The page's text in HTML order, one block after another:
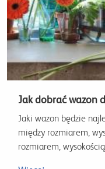
Jak dobrać wazon
Jaki wazon będzie
między rozmiarem,
rozmiarem,